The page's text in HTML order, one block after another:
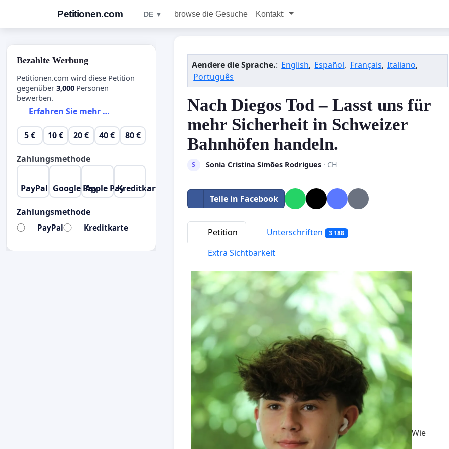
Petitionen.com DE ▼ browse die Gesuche Kontakt:
Aendere die Sprache.: English, Español, Français, Italiano,
Português
Nach Diegos Tod – Lasst uns für
mehr Sicherheit in Schweizer
Bahnhöfen handeln.
S Sonia Cristina Simões Rodrigues· CH
Teile in Facebook
Petition Unterschriften 3 188
Extra Sichtbarkeit
Wie
Bezahlte Werbung
Petitionen.com wird diese Petition
gegenüber 3,000 Personen
bewerben.
Erfahren Sie mehr …
5 € 10 € 20 € 40 € 80 €
Zahlungsmethode
PayPal Google PayApple PayKreditkarte
Zahlungsmethode
PayPal Kreditkarte